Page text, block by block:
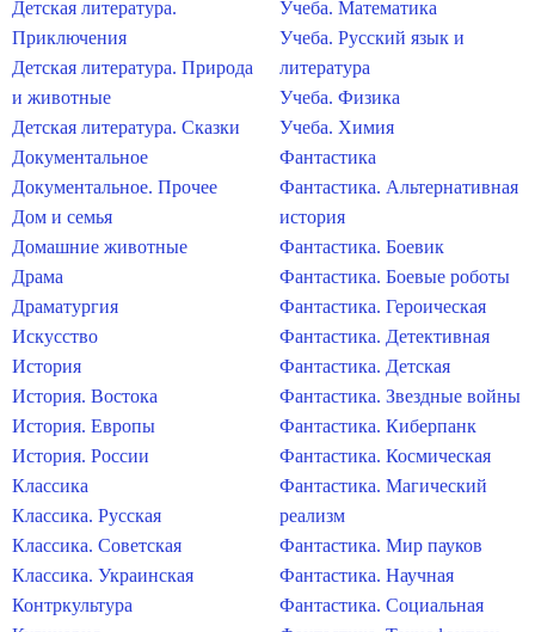
Детская литература.
Приключения
Детская литература. Природа
и животные
Детская литература. Сказки
Документальное
Документальное. Прочее
Дом и семья
Домашние животные
Драма
Драматургия
Искусство
История
История. Востока
История. Европы
История. России
Классика
Классика. Русская
Классика. Советская
Классика. Украинская
Контркультура
Учеба. Математика
Учеба. Русский язык и
литература
Учеба. Физика
Учеба. Химия
Фантастика
Фантастика. Альтернативная
история
Фантастика. Боевик
Фантастика. Боевые роботы
Фантастика. Героическая
Фантастика. Детективная
Фантастика. Детская
Фантастика. Звездные войны
Фантастика. Киберпанк
Фантастика. Космическая
Фантастика. Магический
реализм
Фантастика. Мир пауков
Фантастика. Научная
Фантастика. Социальная